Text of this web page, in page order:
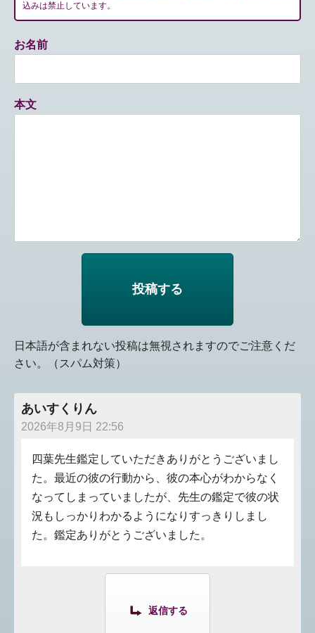
込みは禁止しています。
お名前
本文
日本語が含まれない投稿は無視されますのでご注意くだ
さい。（スパム対策）
あいすくりん
2026年8月9日 22:56
四葉先生鑑定していただきありがとうございまし
た。最近の彼の行動から、彼の本心がわからなく
なってしまっていましたが、先生の鑑定で彼の状
況もしっかりわかるようになりすっきりしまし
た。鑑定ありがとうございました。
返信する